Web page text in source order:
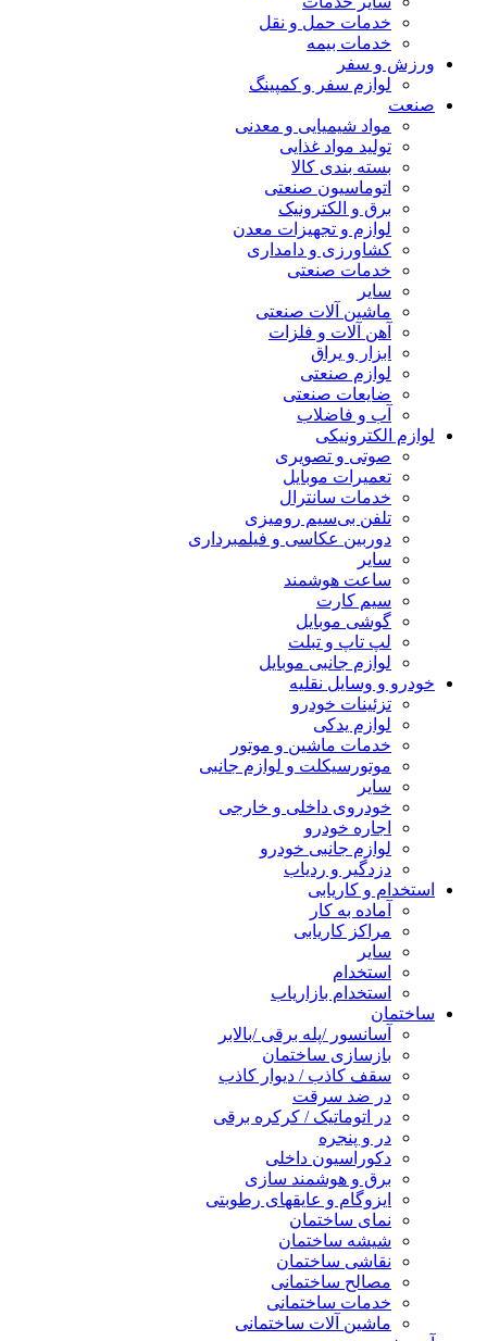
خدمات حمل و نقل
خدمات بیمه
ورزش و سفر
لوازم سفر و کمپینگ
صنعت
مواد شیمیایی و معدنی
تولید مواد غذایی
بسته بندی کالا
اتوماسیون صنعتی
برق و الکترونیک
لوازم و تجهیزات معدن
کشاورزی و دامداری
خدمات صنعتی
سایر
ماشین آلات صنعتی
آهن آلات و فلزات
ابزار و یراق
لوازم صنعتی
ضایعات صنعتی
آب و فاضلاب
لوازم الکترونیکی
صوتی و تصویری
تعمیرات موبایل
خدمات سانترال
تلفن بی‌سیم رومیزی
دوربین عکاسی و فیلمبرداری
سایر
ساعت هوشمند
سیم کارت
گوشی موبایل
لپ تاپ و تبلت
لوازم جانبی موبایل
خودرو و وسایل نقلیه
تزئینات خودرو
لوازم یدکی
خدمات ماشین و موتور
موتورسیکلت و لوازم جانبی
سایر
خودروی داخلی و خارجی
اجاره خودرو
لوازم جانبی خودرو
دزدگیر و ردیاب
استخدام و کاریابی
آماده به کار
مراکز کاریابی
سایر
استخدام
استخدام بازاریاب
ساختمان
آسانسور /پله برقی /بالابر
بازسازی ساختمان
سقف کاذب / دیوار کاذب
در ضد سرقت
در اتوماتیک / کرکره برقی
در و پنجره
دکوراسیون داخلی
برق و هوشمند سازی
ایزوگام و عایقهای رطوبتی
نمای ساختمان
شیشه ساختمان
نقاشی ساختمان
مصالح ساختمانی
خدمات ساختمانی
ماشین آلات ساختمانی